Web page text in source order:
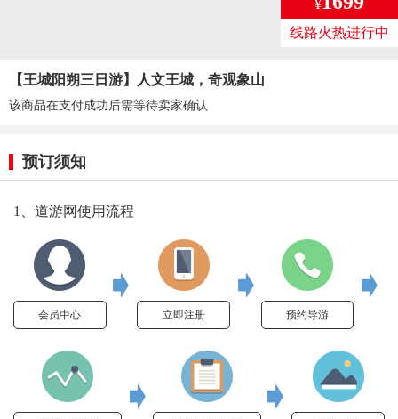
¥
线路火热进行中
【王城阳朔三日游】人文王城，奇观象山
该商品在支付成功后需等待卖家确认
预订须知
1、道游网使用流程
会员中心 立即注册 预约导游